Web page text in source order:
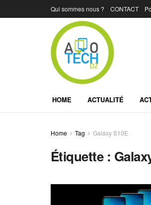
Qui sommes nous ? CONTACT
HOME ACTUALITÉ
Home Tag Galaxy S10E
Étiquette :